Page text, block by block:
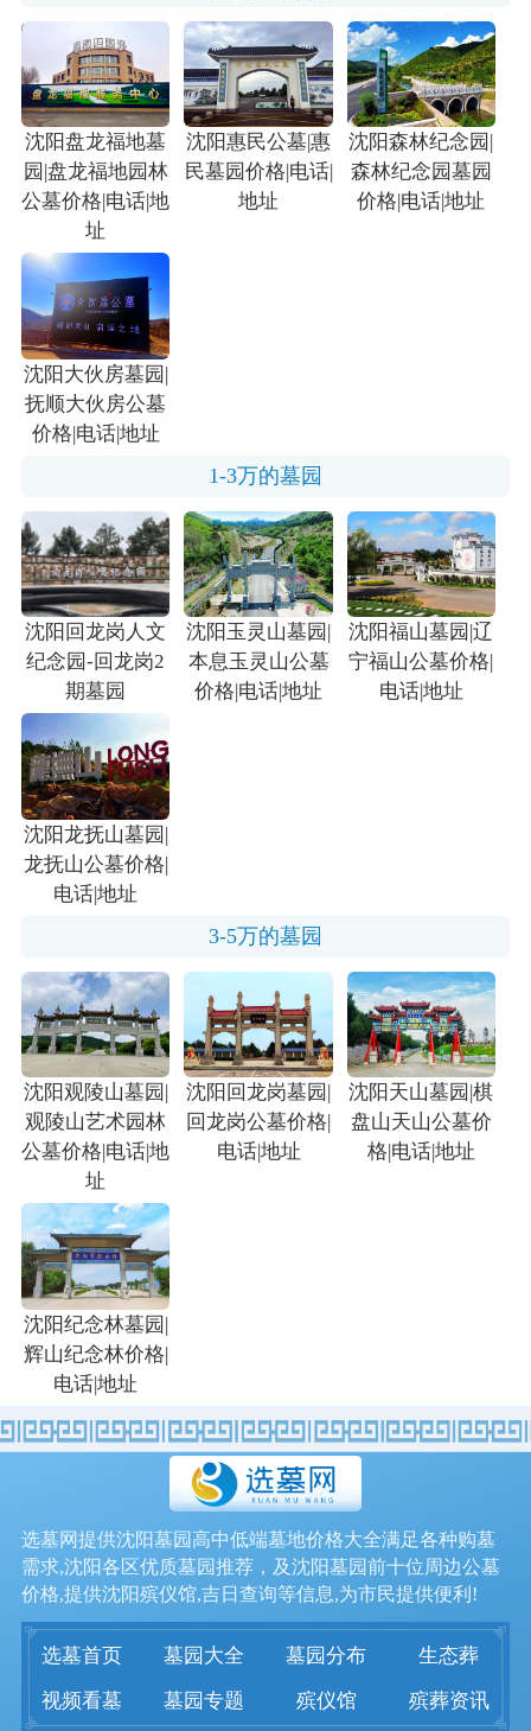
沈阳盘龙福地墓
园|盘龙福地园林
公墓价格|电话|地
址
沈阳惠民公墓|惠
民墓园价格|电话|
地址
沈阳森林纪念园|
森林纪念园墓园
价格|电话|地址
沈阳大伙房墓园|
抚顺大伙房公墓
价格|电话|地址
1-3万的墓园
沈阳回龙岗人文
纪念园-回龙岗2
期墓园
沈阳玉灵山墓园|
本息玉灵山公墓
价格|电话|地址
沈阳福山墓园|辽
宁福山公墓价格|
电话|地址
沈阳龙抚山墓园|
龙抚山公墓价格|
电话|地址
3-5万的墓园
沈阳观陵山墓园|
观陵山艺术园林
公墓价格|电话|地
址
沈阳回龙岗墓园|
回龙岗公墓价格|
电话|地址
沈阳天山墓园|棋
盘山天山公墓价
格|电话|地址
沈阳纪念林墓园|
辉山纪念林价格|
电话|地址
选墓网提供沈阳墓园高中低端墓地价格大全满足各种购墓
需求,沈阳各区优质墓园推荐，及沈阳墓园前十位周边公墓
价格,提供沈阳殡仪馆,吉日查询等信息,为市民提供便利!
选墓首页 墓园大全 墓园分布
生态葬
视频看墓
墓园专题 殡仪馆 殡葬资讯